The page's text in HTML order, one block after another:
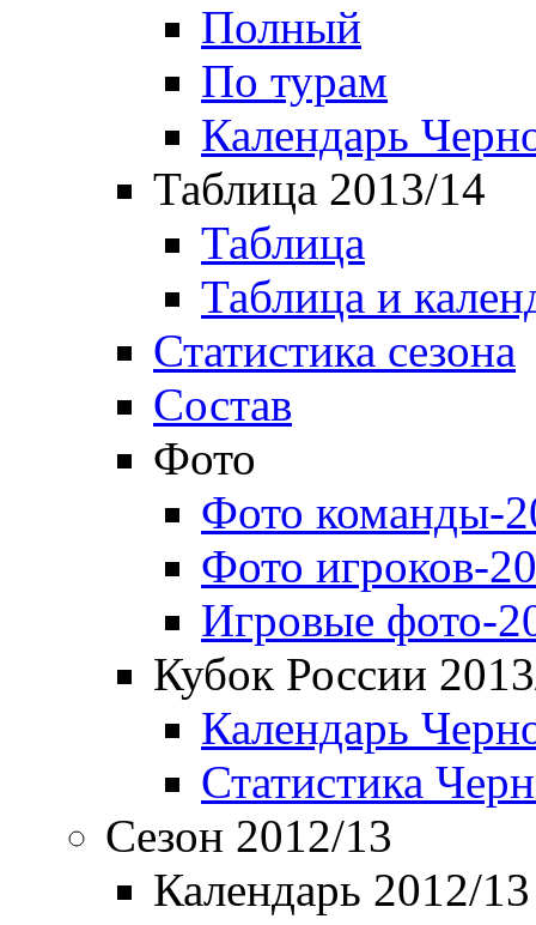
Полный
По турам
Календарь
Таблица 2013/14
Таблица
Таблица и
Статистика сезона
Состав
Фото
Фото команды-
Фото игроков-
Игровые фото-
Кубок России
Календарь
Статистика
Сезон 2012/13
Календарь 2012/13